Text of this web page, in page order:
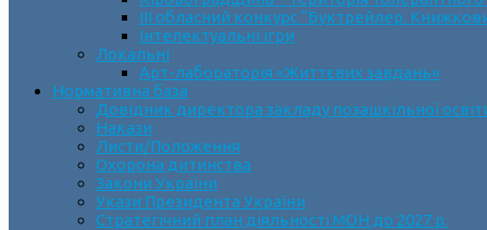
ІII обласний конкурс “Буктрейлер.
Інтелектуальні ігри
Локальні
Арт-лабораторія «Життєвих завдань»
Нормативна база
Довідник директора закладу позашкільної
Накази
Листи/Положення
Охорона дитинства
Закони України
Укази Президента України
Стратегічний план діяльності МОН до 2027 р.